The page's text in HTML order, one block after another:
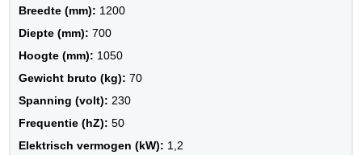
Breedte (mm): 1200
Diepte (mm): 700
Hoogte (mm): 1050
Gewicht bruto (kg): 70
Spanning (volt): 230
Frequentie (hZ): 50
Elektrisch vermogen (kW): 1,2